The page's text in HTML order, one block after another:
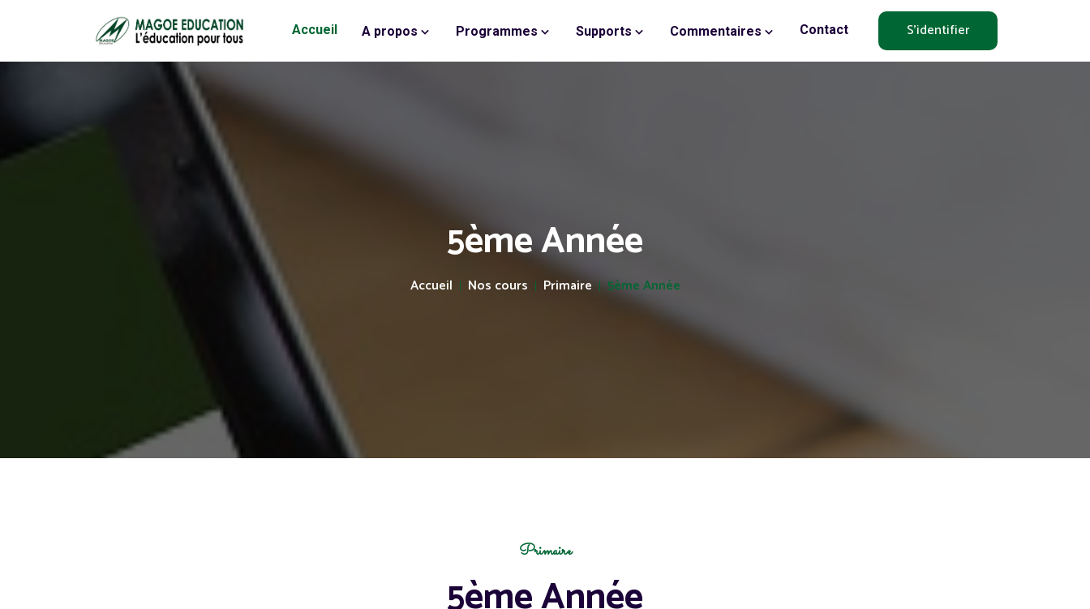
Accueil A propos Programmes Supports Commentaires Contact S'identifier
5ème Année
Accueil Nos cours Primaire 5ème Année
Primaire